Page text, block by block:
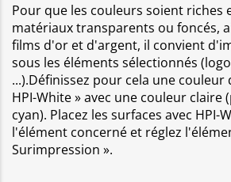
Pour que les couleurs soient riches
matériaux transparents ou foncés,
films d'or et d'argent, il convient
sous les éléments sélectionnés
...).Définissez pour cela une
HPI-White » avec une couleur claire
cyan). Placez les surfaces avec HPI-
l'élément concerné et réglez
Surimpression ».